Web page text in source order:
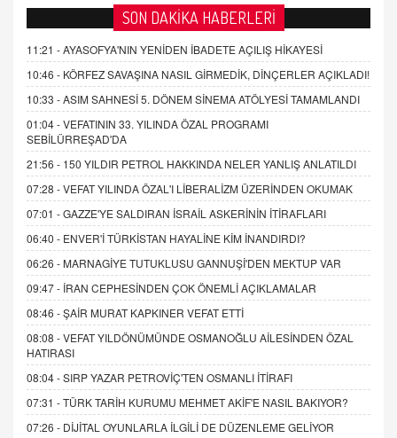
SON DAKİKA HABERLERİ
11:21 -AYASOFYA'NIN YENİDEN İBADETE AÇILIŞ HİKAYESİ
10:46 - KÖRFEZ SAVAŞINA NASIL GİRMEDİK, DİNÇERLER AÇIKLADI!
10:33 -ASIM SAHNESİ 5. DÖNEM SİNEMA ATÖLYESİ TAMAMLANDI
01:04 -VEFATININ 33. YILINDA ÖZAL PROGRAMI
SEBİLÜRREŞAD'DA
21:56 - 150 YILDIR PETROL HAKKINDA NELER YANLIŞ ANLATILDI
07:28 -VEFAT YILINDA ÖZAL'I LİBERALİZM ÜZERİNDEN OKUMAK
07:01 -GAZZE'YE SALDIRAN İSRAİL ASKERİNİN İTİRAFLARI
06:40 - ENVER'İ TÜRKİSTAN HAYALİNE KİM İNANDIRDI?
06:26 - MARNAGİYE TUTUKLUSU GANNUŞİ'DEN MEKTUP VAR
09:47 - İRAN CEPHESİNDEN ÇOK ÖNEMLİ AÇIKLAMALAR
08:46 -ŞAİR MURAT KAPKINER VEFAT ETTİ
08:08 -VEFAT YILDÖNÜMÜNDE OSMANOĞLU AİLESİNDEN ÖZAL
HATIRASI
08:04 -SIRP YAZAR PETROVİÇ'TEN OSMANLI İTİRAFI
07:31 -TÜRK TARİH KURUMU MEHMET AKİF'E NASIL BAKIYOR?
07:26 - DİJİTAL OYUNLARLA İLGİLİ DE DÜZENLEME GELİYOR